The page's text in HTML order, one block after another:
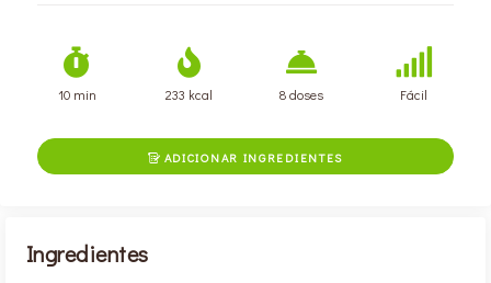
10 min 233 kcal 8 doses Fácil
ADICIONAR INGREDIENTES
Ingredientes